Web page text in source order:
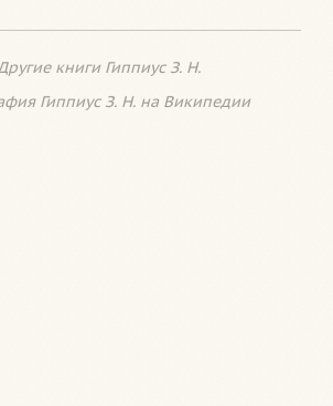
книги Гиппиус З. Н.
Гиппиус З. Н. на Википедии